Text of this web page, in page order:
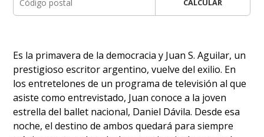
CALCULAR
Es la primavera de la democracia y Juan S. Aguilar, un
prestigioso escritor argentino, vuelve del exilio. En
los entretelones de un programa de televisión al que
asiste como entrevistado, Juan conoce a la joven
estrella del ballet nacional, Daniel Dávila. Desde esa
noche, el destino de ambos quedará para siempre